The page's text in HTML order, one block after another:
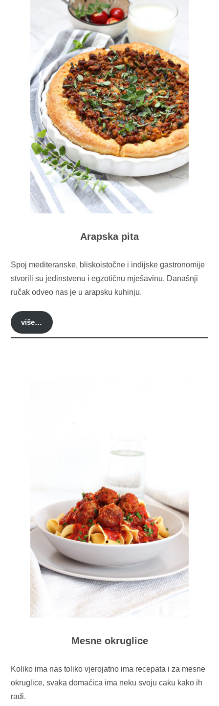
Arapska pita
Spoj mediteranske, bliskoistočne i indijske gastronomije
stvorili su jedinstvenu i egzotičnu mješavinu. Današnji
ručak odveo nas je u arapsku kuhinju.
više…
Mesne okruglice
Koliko ima nas toliko vjerojatno ima recepata i za mesne
okruglice, svaka domaćica ima neku svoju caku kako ih
radi.